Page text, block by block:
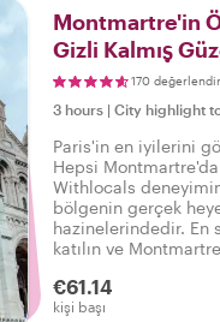
Montmartre'in
Gizli Kalmış
170
3 hours | City highlight
Paris'in en iyilerini
Hepsi
Withlocals
bölgenin gerçek
hazinelerindedir. En
katılın ve
söyleyebilirsiniz:
deneyimledim!
€61.14
kişi başı